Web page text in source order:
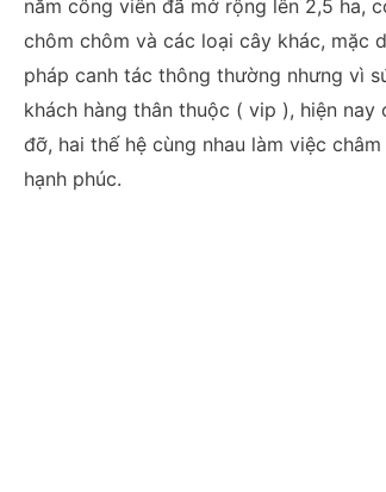
năm công viên đã mở rộng lên 2,5 ha,
chôm chôm và các loại cây khác, mặc
pháp canh tác thông thường nhưng vì
khách hàng thân thuộc ( vip ), hiện
đỡ, hai thế hệ cùng nhau làm việc
hạnh phúc.